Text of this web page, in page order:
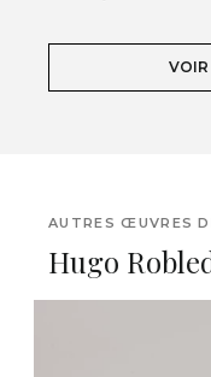
VOIR
AUTRES ŒUVRES
Hugo